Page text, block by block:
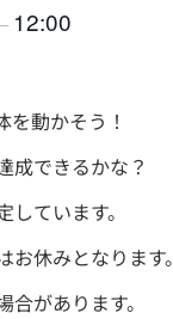
– 12:00
を動かそう！
成できるかな？
ています。
休みとなります。
があります。